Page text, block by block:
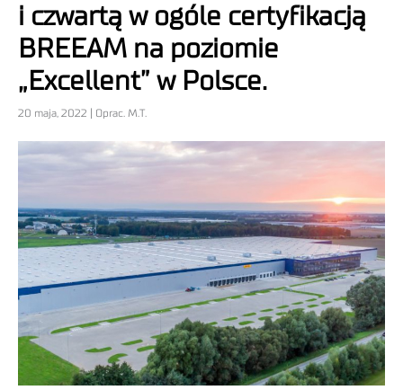
i czwartą w ogóle certyfikacją
BREEAM na poziomie
„Excellent” w Polsce.
20 maja, 2022 | Oprac. M.T.